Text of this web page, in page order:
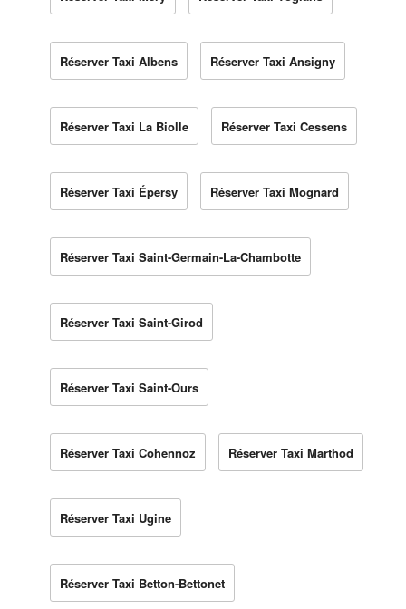
Réserver Taxi Albens Réserver Taxi Ansigny
Réserver Taxi La Biolle Réserver Taxi Cessens
Réserver Taxi Épersy Réserver Taxi Mognard
Réserver Taxi Saint-Germain-La-Chambotte
Réserver Taxi Saint-Girod
Réserver Taxi Saint-Ours
Réserver Taxi Cohennoz Réserver Taxi Marthod
Réserver Taxi Ugine
Réserver Taxi Betton-Bettonet